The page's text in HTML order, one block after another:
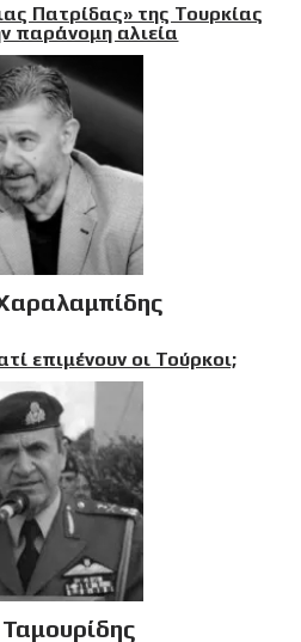
Πατρίδας» της Τουρκίας
παράνομη αλιεία
επιμένουν οι Τούρκοι;